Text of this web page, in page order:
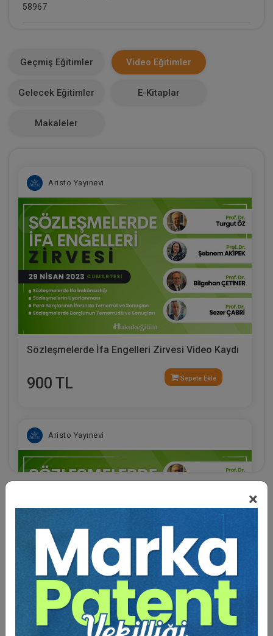
×
58967
3
Geçmiş Eğitimler Video Eğitimler
Gelecek Eğitimler E-Kitaplar
Makaleler
Aristo Yayınevi
Sözleşmelerde İfa Engelleri Zirvesi Video Kaydı
900 TL Sepete Ekle
Aristo Yayınevi
Sözleşmelerde İfa Engelleri Zirvesi Video Kaydı
Sepete Ekle
Eğitmen Hakkında
Aristo Yayınevi, Aristo Markalar Topluluğunun ilk
oluşumudur.
Türkiye'nin önde gelen ve seçkin hukuk yayıncısı
olup, bastığı kitaplara şurdan
erişebilirsiniz:https://www.hukukfuar.com/